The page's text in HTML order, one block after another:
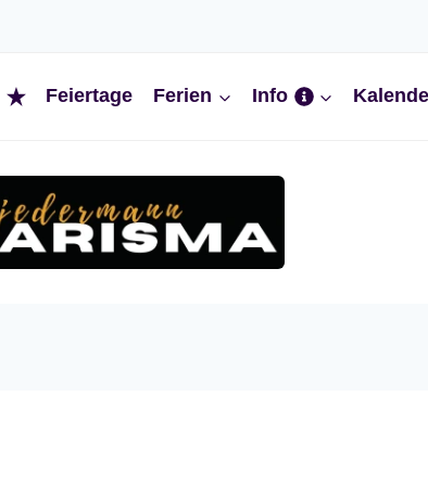
Feiertage Ferien Info